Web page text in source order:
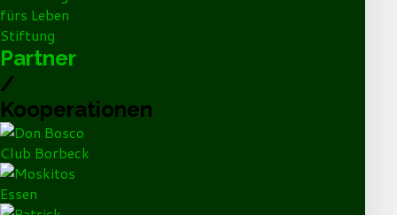
Partner
/
Kooperationen